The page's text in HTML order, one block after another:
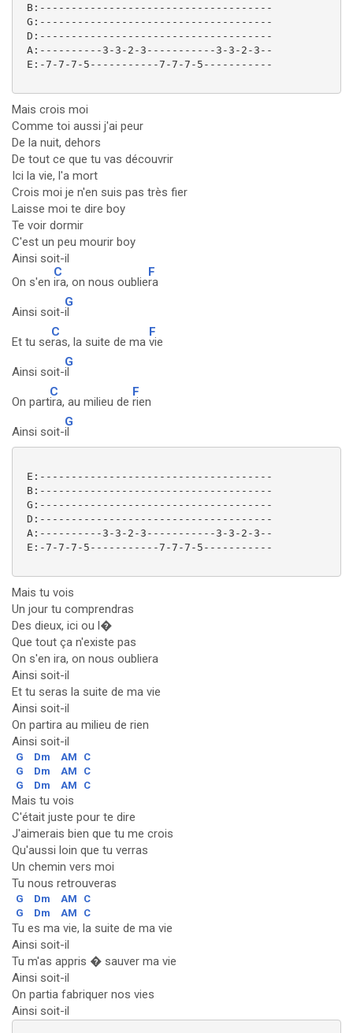
B:-------------------------------------
G:-------------------------------------
D:-------------------------------------
A:----------3-3-2-3-----------3-3-2-3--
E:-7-7-7-5-----------7-7-7-5-----------
Mais crois moi
Comme toi aussi j'ai peur
De la nuit, dehors
De tout ce que tu vas découvrir
Ici la vie, l'a mort
Crois moi je n'en suis pas très fier
Laisse moi te dire boy
Te voir dormir
C'est un peu mourir boy
Ainsi soit-il
On s'en
C
ira, on nous oublie
F
ra
Ainsi soit-
G
il
Et tu se
C
ras, la suite de ma
F
vie
Ainsi soit-
G
il
On part
C
ira, au milieu de
F
rien
Ainsi soit-
G
il
E:-------------------------------------
B:-------------------------------------
G:-------------------------------------
D:-------------------------------------
A:----------3-3-2-3-----------3-3-2-3--
E:-7-7-7-5-----------7-7-7-5-----------
Mais tu vois
Un jour tu comprendras
Des dieux, ici ou l�
Que tout ça n'existe pas
On s'en ira, on nous oubliera
Ainsi soit-il
Et tu seras la suite de ma vie
Ainsi soit-il
On partira au milieu de rien
Ainsi soit-il
G Dm AM
C
G
Dm AM
C
G
Dm AM C
Mais tu vois
C'était juste pour te dire
J'aimerais bien que tu me crois
Qu'aussi loin que tu verras
Un chemin vers moi
Tu nous retrouveras
G Dm AM
C
G
Dm AM C
Tu es ma vie, la suite de ma vie
Ainsi soit-il
Tu m'as appris � sauver ma vie
Ainsi soit-il
On partia fabriquer nos vies
Ainsi soit-il